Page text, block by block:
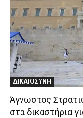
ΔΙΚΑΙΟΣΥΝΗ
Άγνωστος
στα δικαστήρια